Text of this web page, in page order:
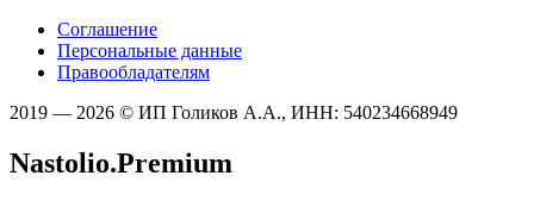
Соглашение
Персональные данные
Правообладателям
2019 — 2026 © ИП Голиков А.А., ИНН: 540234668949
Nastolio.Premium